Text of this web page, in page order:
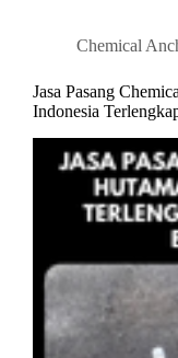
Chemical
Jasa Pasang
Indonesia